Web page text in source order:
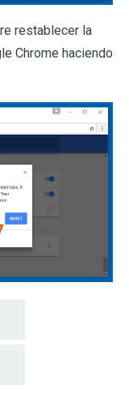
restablecer la
Chrome haciendo